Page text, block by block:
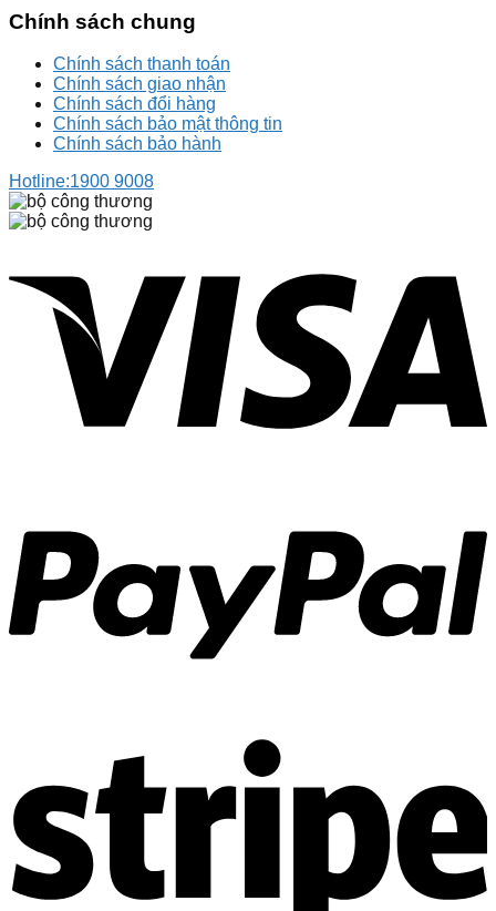
Chính sách chung
Chính sách thanh toán
Chính sách giao nhận
Chính sách đổi hàng
Chính sách bảo mật thông tin
Chính sách bảo hành
Hotline:1900 9008